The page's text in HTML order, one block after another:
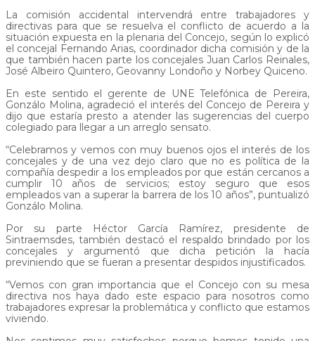
La comisión accidental intervendrá entre trabajadores y
directivas para que se resuelva el conflicto de acuerdo a la
situación expuesta en la plenaria del Concejo, según lo explicó
el concejal Fernando Arias, coordinador dicha comisión y de la
que también hacen parte los concejales Juan Carlos Reinales,
José Albeiro Quintero, Geovanny Londoño y Norbey Quiceno.
En este sentido el gerente de UNE Telefónica de Pereira,
Gonzálo Molina, agradeció el interés del Concejo de Pereira y
dijo que estaría presto a atender las sugerencias del cuerpo
colegiado para llegar a un arreglo sensato.
“Celebramos y vemos con muy buenos ojos el interés de los
concejales y de una vez dejo claro que no es política de la
compañía despedir a los empleados por que están cercanos a
cumplir 10 años de servicios; estoy seguro que esos
empleados van a superar la barrera de los 10 años”, puntualizó
Gonzálo Molina.
Por su parte Héctor García Ramírez, presidente de
Sintraemsdes, también destacó el respaldo brindado por los
concejales y argumentó que dicha petición la hacía
previniendo que se fueran a presentar despidos injustificados.
“Vemos con gran importancia que el Concejo con su mesa
directiva nos haya dado este espacio para nosotros como
trabajadores expresar la problemática y conflicto que estamos
viviendo.